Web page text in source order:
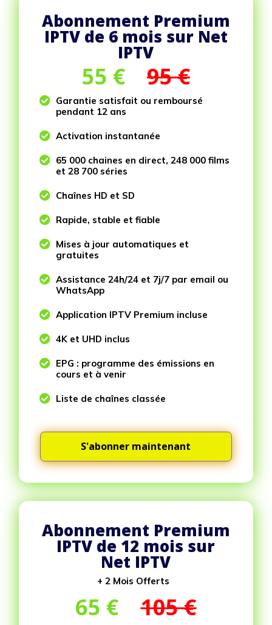
Abonnement Premium
IPTV de 6 mois sur Net
IPTV
55 € 95 €
 Garantie satisfait ou remboursé
pendant 12 ans
 Activation instantanée
 65 000 chaines en direct, 248 000 films
et 28 700 séries
 Chaînes HD et SD
 Rapide, stable et fiable
 Mises à jour automatiques et
gratuites
 Assistance 24h/24 et 7j/7 par email ou
WhatsApp
 Application IPTV Premium incluse
 4K et UHD inclus
 EPG : programme des émissions en
cours et à venir
 Liste de chaînes classée
S'abonner maintenant
Abonnement Premium
IPTV de 12 mois sur
Net IPTV
+ 2 Mois Offerts
65 €105 €